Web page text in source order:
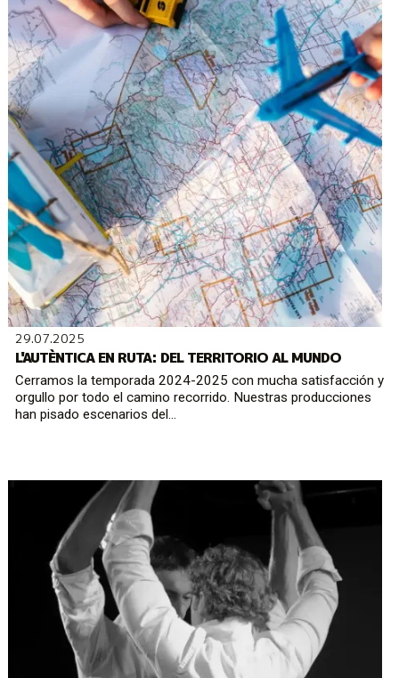
29.07.2025
L'AUTÈNTICA EN RUTA: DEL TERRITORIO AL MUNDO
Cerramos la temporada 2024-2025 con mucha satisfacción y
orgullo por todo el camino recorrido. Nuestras producciones
han pisado escenarios del...